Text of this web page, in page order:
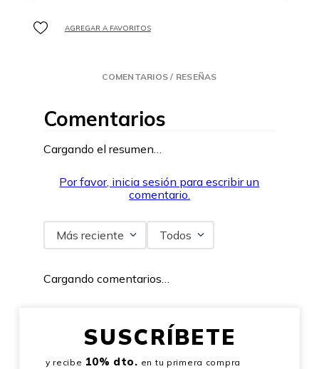
COMENTARIOS / RESEÑAS
Comentarios
Cargando el resumen…
Por favor, inicia sesión para escribir un
comentario.
Más reciente Todos
Cargando comentarios…
SUSCRÍBETE
y recibe 10% dto. en tu primera compra